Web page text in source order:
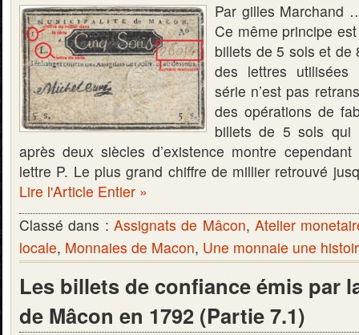
Par gilles Marchand
Ce même principe
billets de 5 sols et de
des lettres
série n’est pas
des opérations de
billets de 5 sols qui
après deux siècles d’existence montre
lettre P. Le plus grand chiffre de millier retrouvé
Lire l'Article Entier »
Classé dans : Assignats de Mâcon, Atelier
locale, Monnaies de Macon, Une monnaie une
Les billets de confiance émis par
de Mâcon en 1792 (Partie 7.1)